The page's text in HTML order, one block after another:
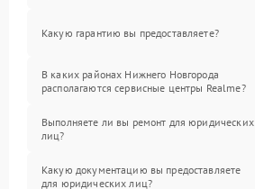
Какую гарантию вы предоставляете?
В каких районах Нижнего Новгорода
располагаются сервисные центры Realme?
Выполняете ли вы ремонт для юридических
лиц?
Какую документацию вы предоставляете
для юридических лиц?